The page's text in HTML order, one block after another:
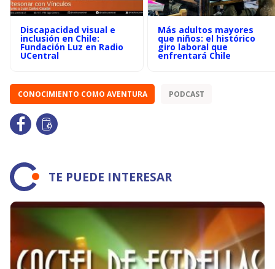
Discapacidad visual e
inclusión en Chile:
Fundación Luz en Radio
UCentral
Más adultos mayores
que niños: el histórico
giro laboral que
enfrentará Chile
CONOCIMIENTO COMO AVENTURA PODCAST
TE PUEDE INTERESAR